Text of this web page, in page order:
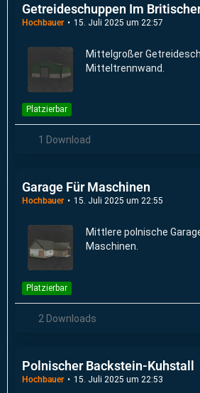
Getreideschuppen Im
Hochbauer 15. Juli 2025 um 22:57
Mittelgroßer
Mitteltrennwand.
Platzierbar
1 Download
Garage Für Maschinen
Hochbauer 15. Juli 2025 um 22:55
Mittlere polnische
Maschinen.
Platzierbar
2 Downloads
Polnischer Backstein-Kuhstall
Hochbauer 15. Juli 2025 um 22:53